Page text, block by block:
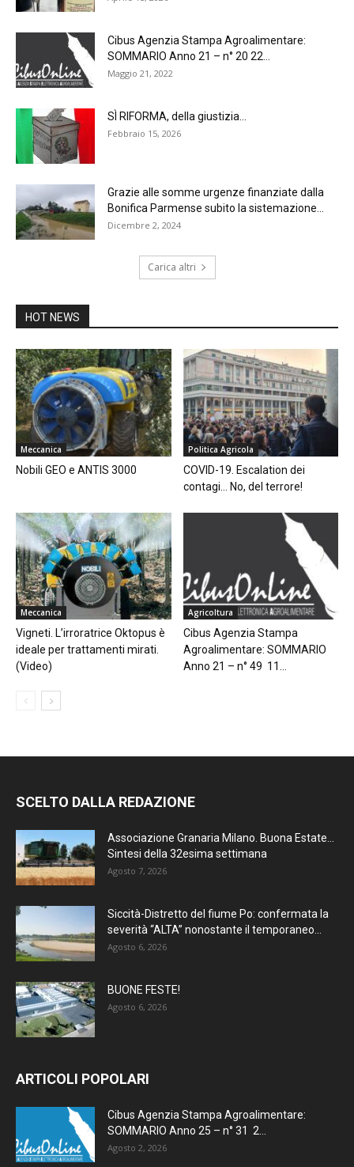
Cibus Agenzia Stampa Agroalimentare:
SOMMARIO Anno 21 – n° 20 22...
Maggio 21, 2022
SÌ RIFORMA, della giustizia…
Febbraio 15, 2026
Grazie alle somme urgenze finanziate dalla
Bonifica Parmense subito la sistemazione...
Dicembre 2, 2024
Carica altri
HOT NEWS
Meccanica
Nobili GEO e ANTIS 3000
Politica Agricola
COVID-19. Escalation dei
contagi… No, del terrore!
Meccanica
Vigneti. L’irroratrice Oktopus è
ideale per trattamenti mirati.
(Video)
Agricoltura
Cibus Agenzia Stampa
Agroalimentare: SOMMARIO
Anno 21 – n° 49 11...
SCELTO DALLA REDAZIONE
Associazione Granaria Milano. Buona Estate…
Sintesi della 32esima settimana
Agosto 7, 2026
Siccità-Distretto del fiume Po: confermata la
severità “ALTA” nonostante il temporaneo...
Agosto 6, 2026
BUONE FESTE!
Agosto 6, 2026
ARTICOLI POPOLARI
Cibus Agenzia Stampa Agroalimentare:
SOMMARIO Anno 25 – n° 31 2...
Agosto 2, 2026